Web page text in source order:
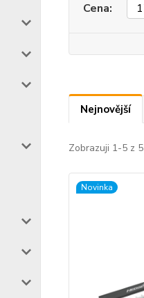
Cena:
Nejnovější
Zobrazuji 1-5 z 5
Novinka